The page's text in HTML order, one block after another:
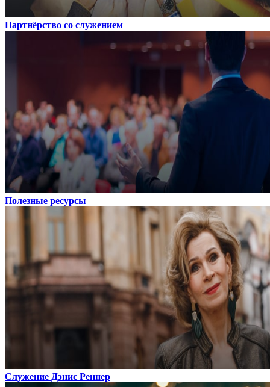
Партнёрство со служением
Полезные ресурсы
Служение Дэнис Реннер